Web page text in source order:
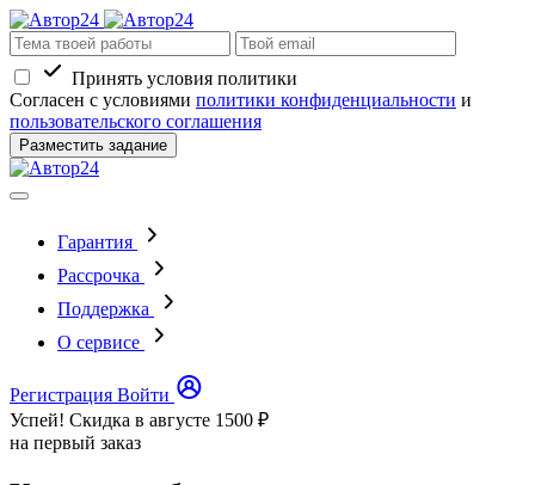
Принять условия политики
Согласен с условиями политики конфиденциальности и
пользовательского соглашения
Разместить задание
Гарантия
Рассрочка
Поддержка
О сервисе
Регистрация Войти
Успей! Скидка в августе 1500 ₽
на первый заказ